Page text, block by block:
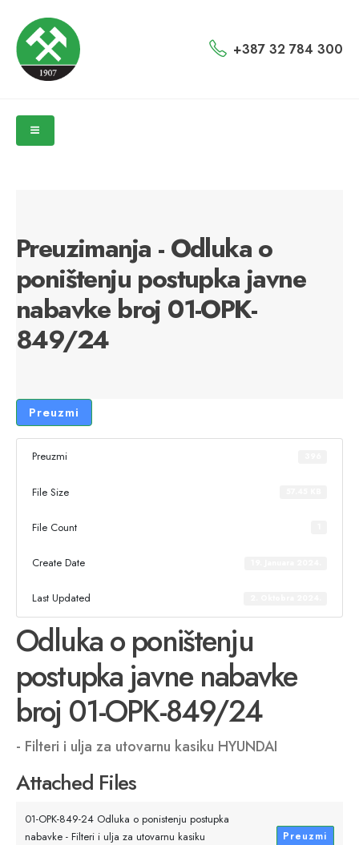
+387 32 784 300
Preuzimanja - Odluka o
poništenju postupka javne
nabavke broj 01-OPK-
849/24
Preuzmi
Preuzmi
File Size
File Count
Create Date
Last Updated
Odluka o poništenju
postupka javne nabavke
broj 01-OPK-849/24
- Filteri i ulja za utovarnu kasiku HYUNDAI
Attached Files
01-OPK-849-24 Odluka o ponistenju postupka
nabavke - Filteri i ulja za utovarnu kasiku
Preuzmi